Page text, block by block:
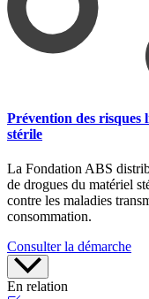
Prévention des
stérile
La Fondation ABS
de drogues du matériel
contre les maladies
consommation.
Consulter la démarche
En relation